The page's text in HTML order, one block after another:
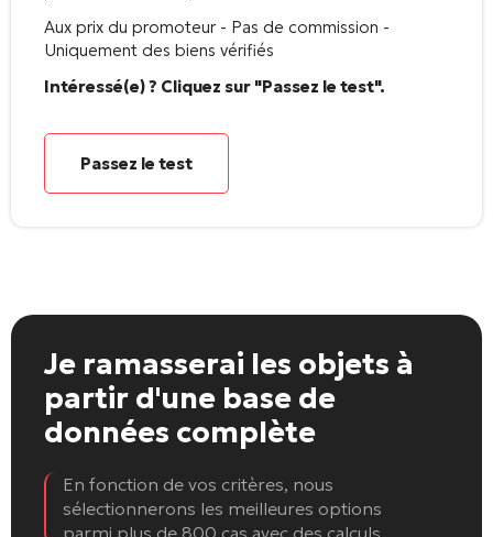
Aux prix du promoteur - Pas de commission -
Uniquement des biens vérifiés
Intéressé(e) ? Cliquez sur "Passez le test".
Passez le test
Je ramasserai les objets à
partir d'une base de
données complète
En fonction de vos critères, nous
sélectionnerons les meilleures options
parmi plus de 800 cas avec des calculs